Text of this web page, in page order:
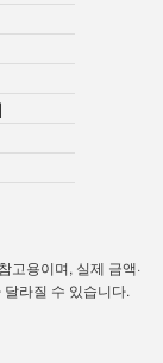
고용이며, 실제 금액·
달라질 수 있습니다.